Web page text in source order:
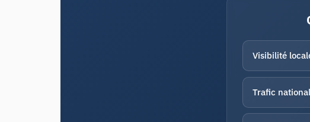
Visibilité
Trafic